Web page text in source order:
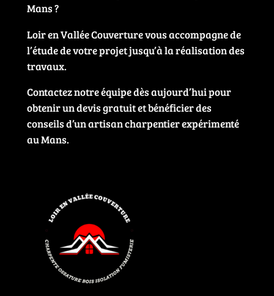
Mans ?
Loir en Vallée Couverture vous accompagne de
l’étude de votre projet jusqu’à la réalisation des
travaux.
Contactez notre équipe dès aujourd’hui pour
obtenir un devis gratuit et bénéficier des
conseils d’un artisan charpentier expérimenté
au Mans.